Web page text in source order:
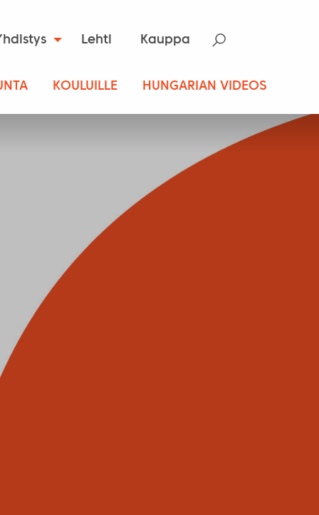
Lehti Kauppa
KOULUILLE HUNGARIAN VIDEOS